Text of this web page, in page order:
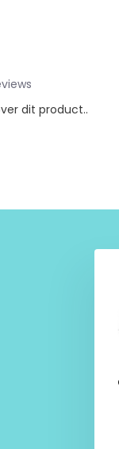
dit product..